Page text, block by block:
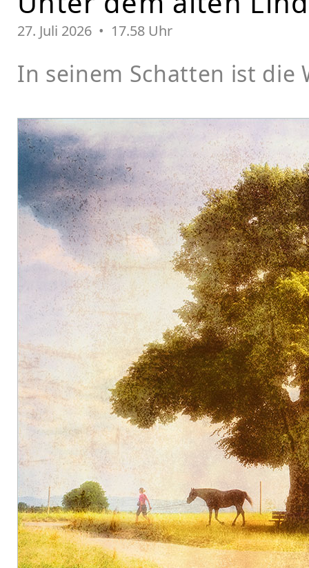
27. Juli 2026 • 17.58 Uhr
In seinem Schatten ist die